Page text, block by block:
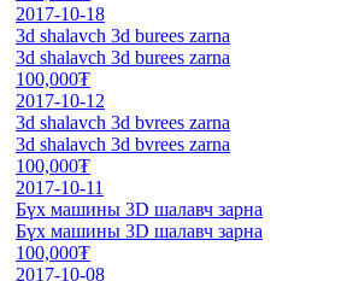
2017-10-18
3d shalavch 3d burees zarna
3d shalavch 3d burees zarna
100,000₮
2017-10-12
3d shalavch 3d bvrees zarna
3d shalavch 3d bvrees zarna
100,000₮
2017-10-11
Бүх машины 3D шалавч зарна
Бүх машины 3D шалавч зарна
100,000₮
2017-10-08